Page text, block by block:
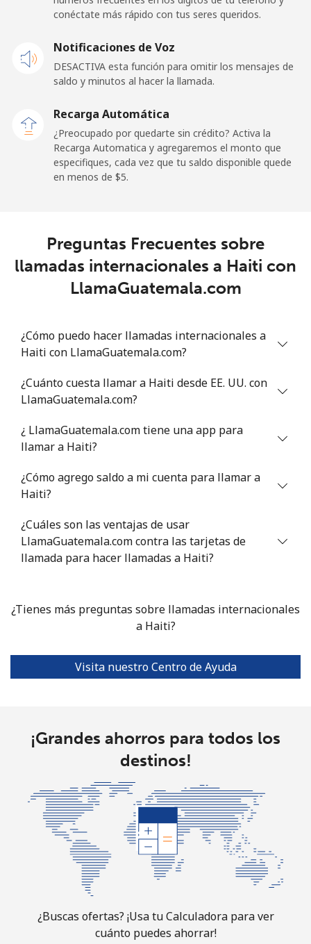
conéctate más rápido con tus seres queridos.
Notificaciones de Voz
DESACTIVA esta función para omitir los mensajes de
saldo y minutos al hacer la llamada.
Recarga Automática
¿Preocupado por quedarte sin crédito? Activa la
Recarga Automatica y agregaremos el monto que
especifiques, cada vez que tu saldo disponible quede
en menos de ⁦$5⁩.
Preguntas Frecuentes sobre
llamadas internacionales a Haiti con
LlamaGuatemala.com
¿Cómo puedo hacer llamadas internacionales a
Haiti con LlamaGuatemala.com?
¿Cuánto cuesta llamar a Haiti desde EE. UU. con
LlamaGuatemala.com?
¿ LlamaGuatemala.com tiene una app para
llamar a Haiti?
¿Cómo agrego saldo a mi cuenta para llamar a
Haiti?
¿Cuáles son las ventajas de usar
LlamaGuatemala.com contra las tarjetas de
llamada para hacer llamadas a Haiti?
¿Tienes más preguntas sobre llamadas internacionales
a Haiti?
Visita nuestro Centro de Ayuda
¡Grandes ahorros para todos los
destinos!
¿Buscas ofertas? ¡Usa tu Calculadora para ver
cuánto puedes ahorrar!